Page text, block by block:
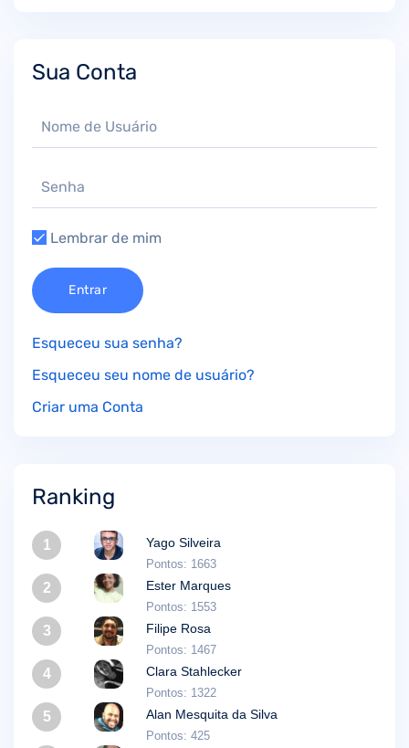
Sua Conta
Lembrar de mim
Entrar
Esqueceu sua senha?
Esqueceu seu nome de usuário?
Criar uma Conta
Ranking
1 Yago Silveira
Pontos: 1663
2 Ester Marques
Pontos: 1553
3 Filipe Rosa
Pontos: 1467
4 Clara Stahlecker
Pontos: 1322
5 Alan Mesquita da Silva
Pontos: 425